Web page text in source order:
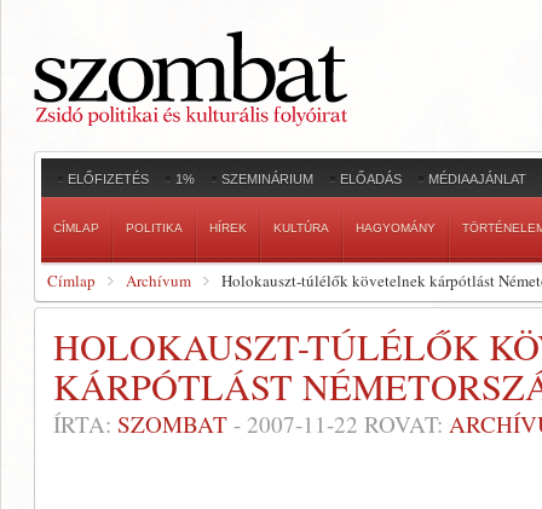
ELŐFIZETÉS 1% SZEMINÁRIUM ELŐADÁS MÉDIAAJÁNLAT
CÍMLAP POLITIKA HÍREK KULTÚRA HAGYOMÁNY
Címlap Archívum Holokauszt-túlélők követelnek kárpótlást
HOLOKAUSZT-TÚLÉLŐK
KÁRPÓTLÁST
ÍRTA: SZOMBAT - 2007-11-22 ROVAT: